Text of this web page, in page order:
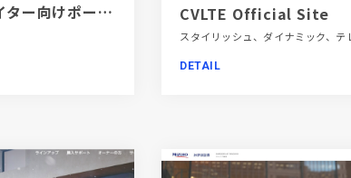
[PR]クリエイター向けポートフォリオツール｜BRIK PORTFOLIO CVLTE Official Site
DETAIL